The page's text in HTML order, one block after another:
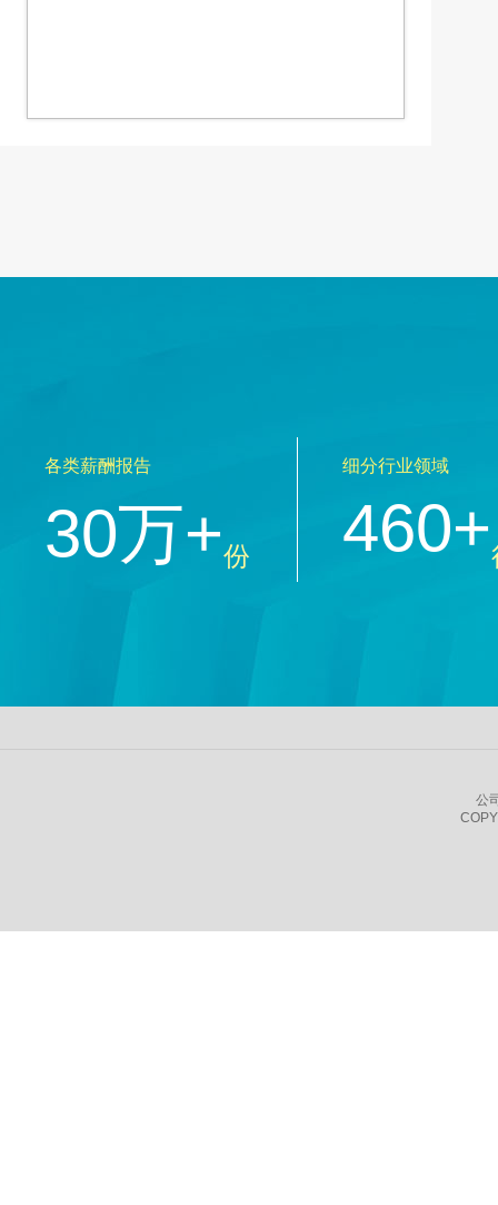
各类薪酬报告
30万+份
细分行业领域
460+
公